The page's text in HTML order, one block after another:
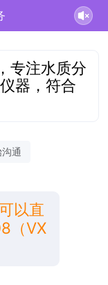
专注水质分
器，符合
通
以直
（VX